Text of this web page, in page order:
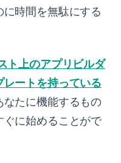
時間を無駄にする
ト上のアプリビルダ
ートを持っている
なたに機能するもの
ぐに始めることがで